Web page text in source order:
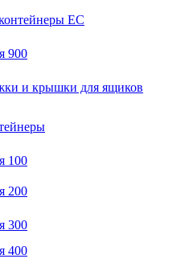
ЕС
900
и крышки для ящиков
100
200
300
400